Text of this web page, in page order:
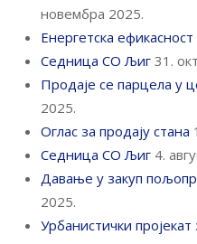
новембра 2025.
Енергетска ефикасност
Седница СО Љиг 31.
Продаје се парцела у
2025.
Оглас за продају стана
Седница СО Љиг 4.
Давање у закуп
2025.
Урбанистички пројекат